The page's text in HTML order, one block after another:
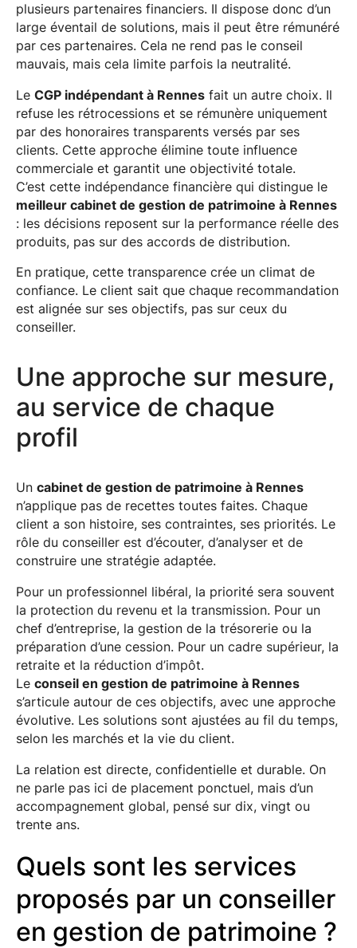
plusieurs partenaires financiers. Il dispose donc d’un
large éventail de solutions, mais il peut être rémunéré
par ces partenaires. Cela ne rend pas le conseil
mauvais, mais cela limite parfois la neutralité.
Le CGP indépendant à Rennesfait un autre choix. Il
refuse les rétrocessions et se rémunère uniquement
par des honoraires transparents versés par ses
clients. Cette approche élimine toute influence
commerciale et garantit une objectivité totale.
C’est cette indépendance financière qui distingue le
meilleur cabinet de gestion de patrimoine à Rennes
: les décisions reposent sur la performance réelle des
produits, pas sur des accords de distribution.
En pratique, cette transparence crée un climat de
confiance. Le client sait que chaque recommandation
est alignée sur ses objectifs, pas sur ceux du
conseiller.
Une approche sur mesure,
au service de chaque
profil
Un cabinet de gestion de patrimoine à Rennes
n’applique pas de recettes toutes faites. Chaque
client a son histoire, ses contraintes, ses priorités. Le
rôle du conseiller est d’écouter, d’analyser et de
construire une stratégie adaptée.
Pour un professionnel libéral, la priorité sera souvent
la protection du revenu et la transmission. Pour un
chef d’entreprise, la gestion de la trésorerie ou la
préparation d’une cession. Pour un cadre supérieur, la
retraite et la réduction d’impôt.
Le conseil en gestion de patrimoine à Rennes
s’articule autour de ces objectifs, avec une approche
évolutive. Les solutions sont ajustées au fil du temps,
selon les marchés et la vie du client.
La relation est directe, confidentielle et durable. On
ne parle pas ici de placement ponctuel, mais d’un
accompagnement global, pensé sur dix, vingt ou
trente ans.
Quels sont les services
proposés par un conseiller
en gestion de patrimoine ?